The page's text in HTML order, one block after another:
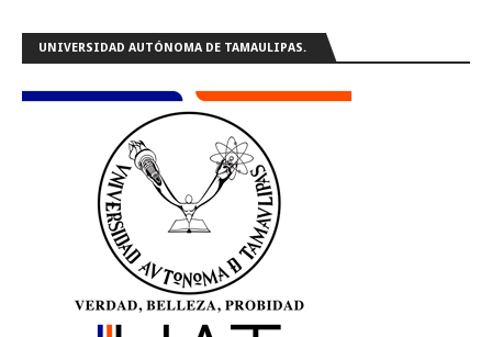
UNIVERSIDAD AUTÓNOMA DE TAMAULIPAS.